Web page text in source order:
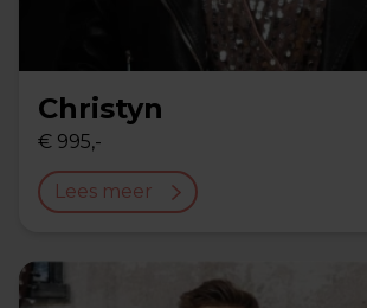
Christyn
€ 995,-
Lees meer